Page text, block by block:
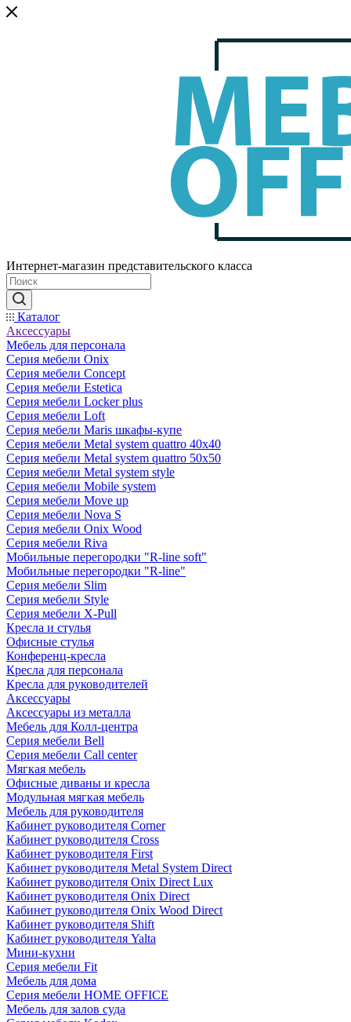
Интернет-магазин представительского класса
Каталог
Аксессуары
Мебель для персонала
Серия мебели Onix
Серия мебели Concept
Серия мебели Estetica
Серия мебели Locker plus
Серия мебели Loft
Серия мебели Maris шкафы-купе
Серия мебели Metal system quattro 40x40
Серия мебели Metal system quattro 50x50
Серия мебели Metal system style
Серия мебели Mobile system
Серия мебели Move up
Серия мебели Nova S
Серия мебели Onix Wood
Серия мебели Riva
Мобильные перегородки "R-line soft"
Мобильные перегородки "R-line"
Серия мебели Slim
Серия мебели Style
Серия мебели X-Pull
Кресла и стулья
Офисные стулья
Конференц-кресла
Кресла для персонала
Кресла для руководителей
Аксессуары
Аксессуары из металла
Мебель для Колл-центра
Серия мебели Bell
Серия мебели Call center
Мягкая мебель
Офисные диваны и кресла
Модульная мягкая мебель
Мебель для руководителя
Кабинет руководителя Corner
Кабинет руководителя Cross
Кабинет руководителя First
Кабинет руководителя Metal System Direct
Кабинет руководителя Onix Direct Lux
Кабинет руководителя Onix Direct
Кабинет руководителя Onix Wood Direct
Кабинет руководителя Shift
Кабинет руководителя Yalta
Мини-кухни
Серия мебели Fit
Мебель для дома
Серия мебели HOME OFFICE
Мебель для залов суда